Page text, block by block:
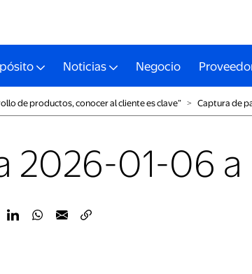
Noticias Negocio
de productos, conocer al cliente es clave” ˃ Captura de
01-06 a